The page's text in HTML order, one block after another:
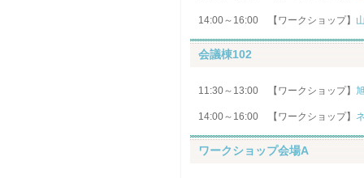
14:00～16:00 【ワークショップ】
会議棟102
11:30～13:00 【ワークショップ】
14:00～16:00 【ワークショップ】
ワークショップ会場A